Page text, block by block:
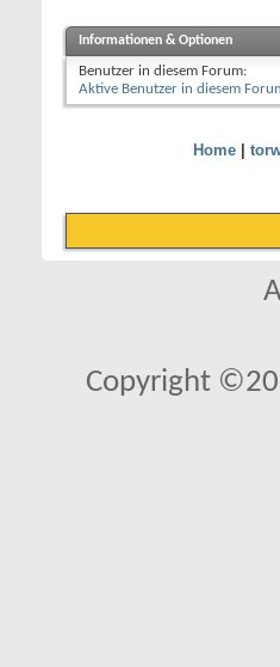
Informationen & Optionen
Benutzer in diesem Forum:
Aktive Benutzer in diesem
Home|
Copyright